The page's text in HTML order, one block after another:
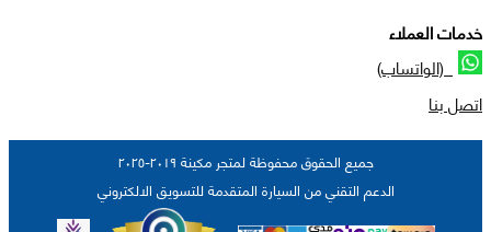
خدمات العملاء
(الواتساب)
اتصل بنا
جميع الحقوق محفوظة لمتجر مكينة ٢٠١٩-٢٠٢٥
الدعم التقني من السيارة المتقدمة للتسويق الالكتروني